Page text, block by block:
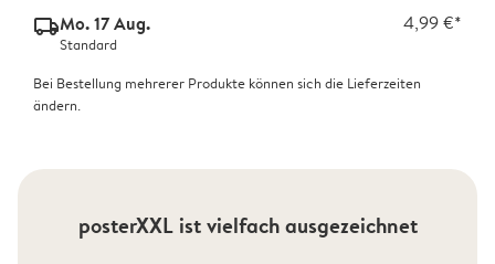
delivery_standard_v2Mo. 17 Aug. 4,99 €*
Standard
Bei Bestellung mehrerer Produkte können sich die Lieferzeiten
ändern.
posterXXL ist vielfach ausgezeichnet